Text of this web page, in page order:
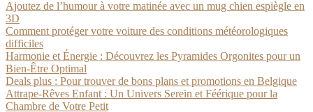
Ajoutez de l’humour à votre matinée avec un mug chien espiègle en
3D
Comment protéger votre voiture des conditions météorologiques
difficiles
Harmonie et Énergie : Découvrez les Pyramides Orgonites pour un
Bien-Être Optimal
Deals plus : Pour trouver de bons plans et promotions en Belgique
Attrape-Rêves Enfant : Un Univers Serein et Féérique pour la
Chambre de Votre Petit